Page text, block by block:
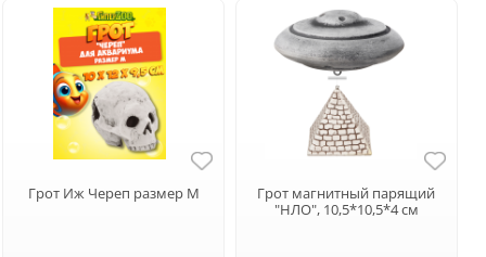
Грот Иж Череп размер M
Грот магнитный парящий
"НЛО", 10,5*10,5*4 см